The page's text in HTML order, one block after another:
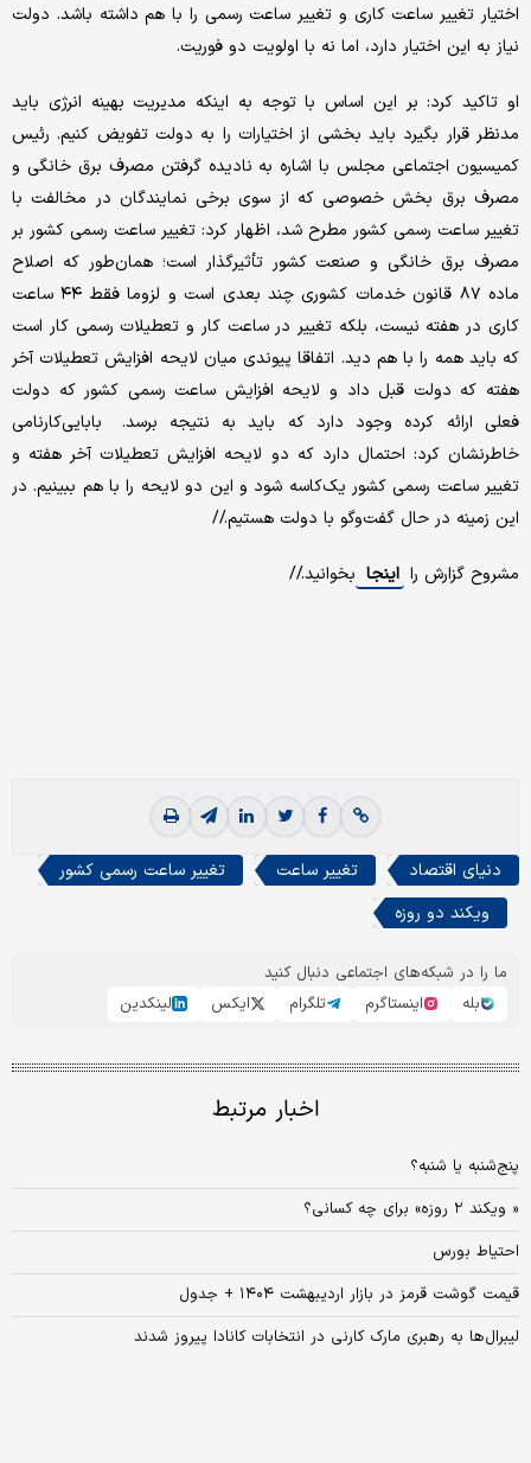
اختیار تغییر ساعت کاری و تغییر ساعت رسمی را با هم داشته باشد. دولت
نیاز به این اختیار دارد، اما نه با اولویت دو فوریت.
او تاکید کرد: بر این اساس با توجه به اینکه مدیریت بهینه انرژی باید
مدنظر قرار بگیرد باید بخشی از اختیارات را به دولت تفویض کنیم. رئیس
کمیسیون اجتماعی مجلس با اشاره به نادیده گرفتن مصرف برق خانگی و
مصرف برق بخش خصوصی که از سوی برخی نمایندگان در مخالفت با
تغییر ساعت رسمی کشور مطرح شد، اظهار کرد: تغییر ساعت رسمی کشور بر
مصرف برق خانگی و صنعت کشور تأثیرگذار است؛ همان‌طور که اصلاح
ماده ۸۷ قانون خدمات کشوری چند بعدی است و لزوما فقط ۴۴ ساعت
کاری در هفته نیست، بلکه تغییر در ساعت کار و تعطیلات رسمی کار است
که باید همه را با هم دید. اتفاقا پیوندی میان لایحه افزایش تعطیلات آخر
هفته که دولت قبل داد و لایحه افزایش ساعت رسمی کشور که دولت
فعلی ارائه کرده وجود دارد که باید به نتیجه برسد. بابایی‌کارنامی
خاطرنشان کرد: احتمال دارد که دو لایحه افزایش تعطیلات آخر هفته و
تغییر ساعت رسمی کشور یک‌کاسه شود و این دو لایحه را با هم ببینیم. در
این زمینه در حال گفت‌وگو با دولت هستیم.//
مشروح گزارش را اینجا بخوانید.//
دنیای اقتصاد تغییر ساعت
تغییر ساعت رسمی کشور
ویکند دو روزه
ما را در شبکه‌های اجتماعی دنبال کنید
بله
اینستاگرم تلگرام ایکس لینکدین
اخبار مرتبط
پنج‌شنبه یا شنبه؟
« ویکند ۲ روزه» برای چه کسانی؟
احتیاط بورس‌
قیمت گوشت قرمز در بازار اردیبهشت ۱۴۰۴ + جدول
لیبرال‌ها به رهبری مارک کارنی در انتخابات کانادا پیروز شدند